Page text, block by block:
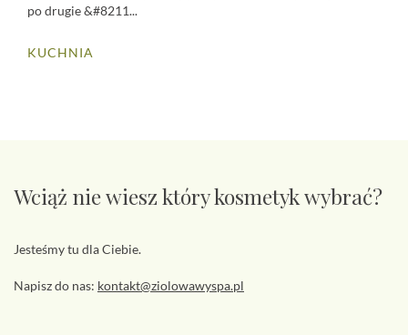
po drugie &#8211...
KUCHNIA
Wciąż nie wiesz który kosmetyk wybrać?
Jesteśmy tu dla Ciebie.
Napisz do nas: kontakt@ziolowawyspa.pl